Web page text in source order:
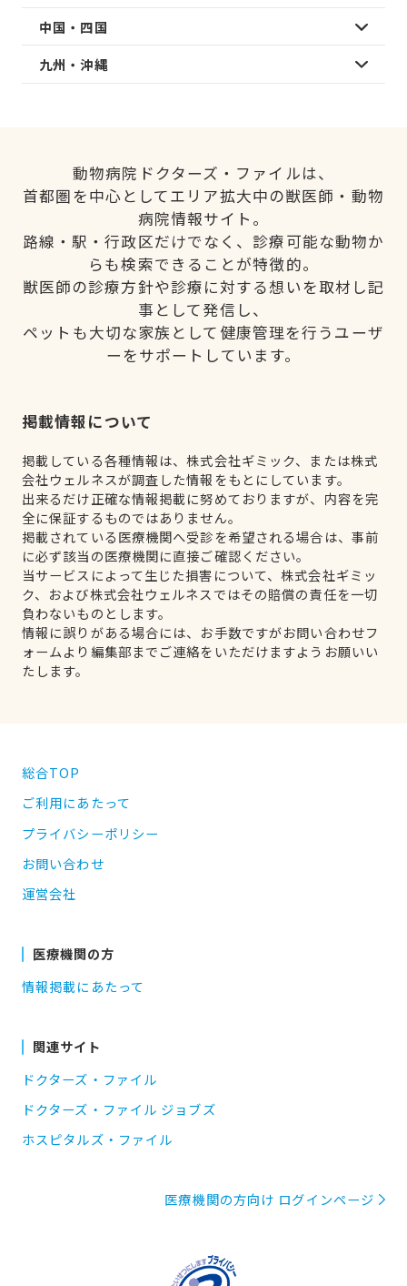
中国・四国
九州・沖縄
動物病院ドクターズ・ファイルは、
首都圏を中心としてエリア拡大中の獣医師・動物
病院情報サイト。
路線・駅・行政区だけでなく、診療可能な動物か
らも検索できることが特徴的。
獣医師の診療方針や診療に対する想いを取材し記
事として発信し、
ペットも大切な家族として健康管理を行うユーザ
ーをサポートしています。
掲載情報について
掲載している各種情報は、株式会社ギミック、または株式
会社ウェルネスが調査した情報をもとにしています。
出来るだけ正確な情報掲載に努めておりますが、内容を完
全に保証するものではありません。
掲載されている医療機関へ受診を希望される場合は、事前
に必ず該当の医療機関に直接ご確認ください。
当サービスによって生じた損害について、株式会社ギミッ
ク、および株式会社ウェルネスではその賠償の責任を一切
負わないものとします。
情報に誤りがある場合には、お手数ですがお問い合わせフ
ォームより編集部までご連絡をいただけますようお願いい
たします。
総合TOP
ご利用にあたって
プライバシーポリシー
お問い合わせ
運営会社
医療機関の方
情報掲載にあたって
関連サイト
ドクターズ・ファイル
ドクターズ・ファイル ジョブズ
ホスピタルズ・ファイル
医療機関の方向け ログインページ